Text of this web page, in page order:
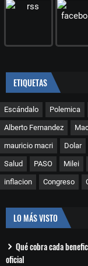
ETIQUETAS
Escándalo Polemica
Alberto Fernandez
mauricio macri Dolar
Salud PASO Milei
inflacion Congreso
LO MÁS VISTO
Qué cobra cada
oficial